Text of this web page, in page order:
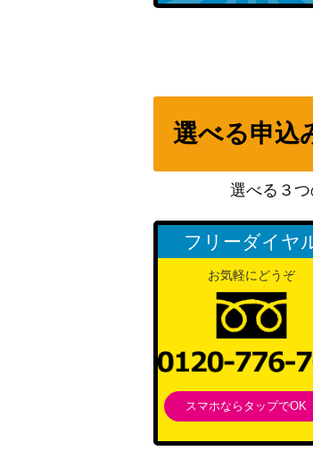
特別な人 エマ (TRV/S92-
“吉村・Thi・梅の日常”梅
ラブラブファイヤー！【
スターライトビート オグ
選べる申込
選べる３
フリーダイヤ
お気軽にどうぞ
スマホならタップでOK